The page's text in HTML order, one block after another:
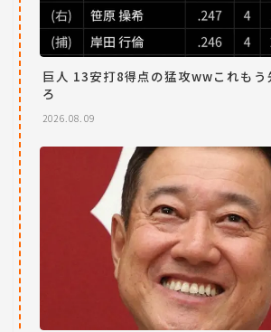
巨人 13安打8得点の猛攻wwこれもう
ろ
2026.08.09